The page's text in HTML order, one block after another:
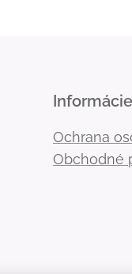
Informácie
Ochrana
Obchodné